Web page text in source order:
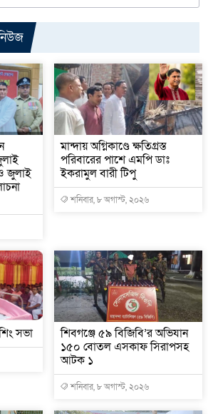
জুলাই
মান্দায় অগ্নিকাণ্ডে ক্ষতিগ্রস্ত
পরিবারের পাশে এমপি ডাঃ
ইকরামুল বারী টিপু
শনিবার, ৮ অগাস্ট, ২০২৬
সভা
শিবগঞ্জে ৫৯ বিজিবি’র অভিযান
১৫০ বোতল এসকাফ সিরাপসহ
আটক ১
শনিবার, ৮ অগাস্ট, ২০২৬